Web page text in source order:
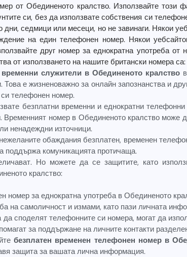
от Обединеното кралство. Използвайте
си, без да използвате собствения си
седмици или месеци, но не завинаги. Някои
на един телефонен номер. Някои
друг номер за еднократна употреба от
от използването на нашите британски номера са:
служители в Обединеното кралство
Това е жизненоважно за онлайн запознанства и
си телефонен номер.
безплатни временни и еднократни
Временният номер в Обединеното кралство
ненадеждни източници.
обаждания безплатен, временен
поддържа комуникацията протичаща.
Но можете да се защитите, като
кралство:
номер за еднократна употреба в Обединеното
на самоличност и измами, като пази личната
да споделят телефонните си номера, могат да
за поддържане на личните контакти
безплатен временен телефонен номер в
защита за вашата лична информация.